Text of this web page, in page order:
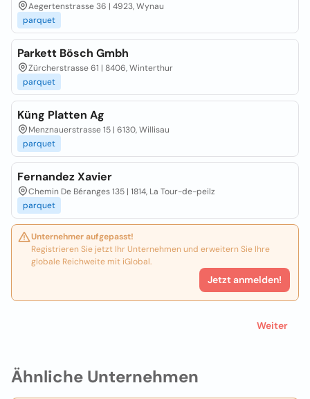
Ähnliche Unternehmen
Aegertenstrasse 36 | 4923, Wynau
parquet
Parkett Bösch Gmbh
Zürcherstrasse 61 | 8406, Winterthur
parquet
Küng Platten Ag
Menznauerstrasse 15 | 6130, Willisau
parquet
Fernandez Xavier
Chemin De Béranges 135 | 1814, La Tour-de-peilz
parquet
Unternehmer aufgepasst!
Registrieren Sie jetzt Ihr Unternehmen und erweitern Sie Ihre
globale Reichweite mit iGlobal.
Jetzt anmelden!
Weiter